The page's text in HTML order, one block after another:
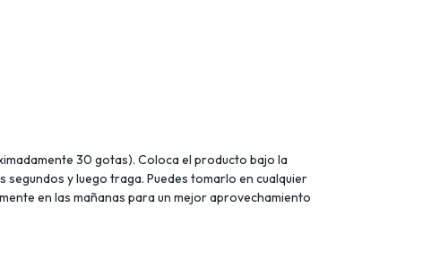
30 gotas). Coloca el producto bajo la
segundos y luego traga. Puedes tomarlo en cualquier
en las mañanas para un mejor aprovechamiento